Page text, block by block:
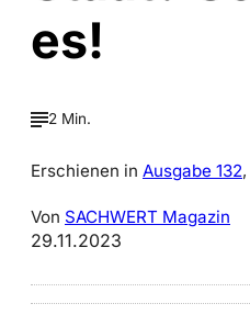
es!
2 Min.
Erschienen in Ausgabe 132
Von SACHWERT Magazin
29.11.2023